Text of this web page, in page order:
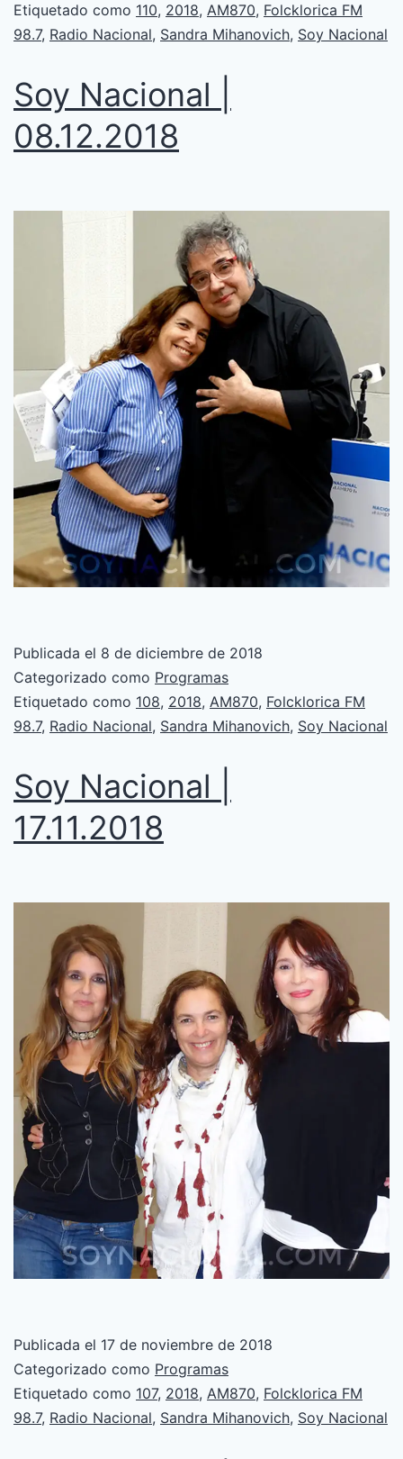
Etiquetado como 110, 2018, AM870, Folcklorica FM
98.7, Radio Nacional, Sandra Mihanovich, Soy Nacional
Soy Nacional |
08.12.2018
Publicada el 8 de diciembre de 2018
Categorizado como Programas
Etiquetado como 108, 2018, AM870, Folcklorica FM
98.7, Radio Nacional, Sandra Mihanovich, Soy Nacional
Soy Nacional |
17.11.2018
Publicada el 17 de noviembre de 2018
Categorizado como Programas
Etiquetado como 107, 2018, AM870, Folcklorica FM
98.7, Radio Nacional, Sandra Mihanovich, Soy Nacional